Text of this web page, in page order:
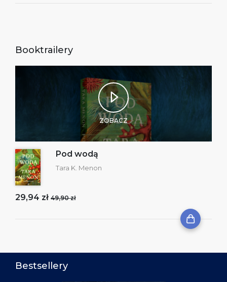
Booktrailery
ZOBACZ
Pod wodą
Tara K. Menon
29,94 zł 49,90 zł
Bestsellery